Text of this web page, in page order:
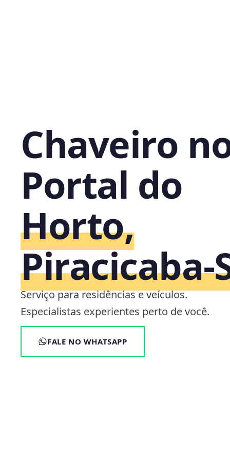
Chaveiro
Portal do
Horto,
Serviço para residências e veículos.
Especialistas experientes perto de você.
FALE NO WHATSAPP